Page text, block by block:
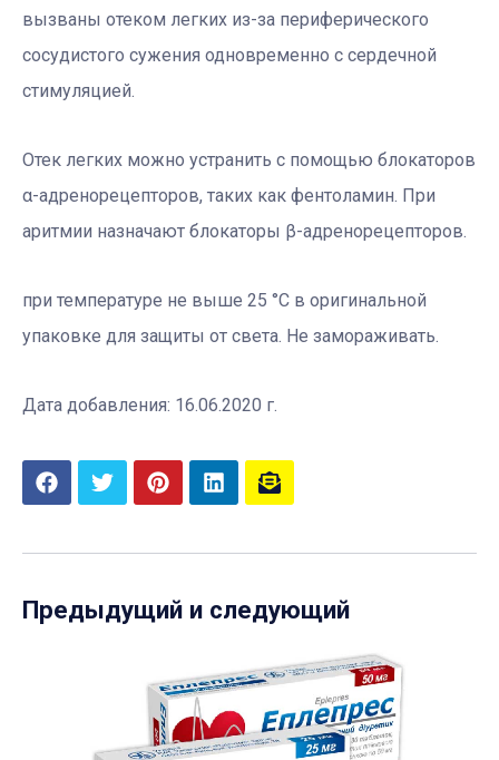
вызваны отеком легких из-за периферического
сосудистого сужения одновременно с сердечной
стимуляцией.
Отек легких можно устранить с помощью блокаторов
α-адренорецепторов, таких как фентоламин. При
аритмии назначают блокаторы β-адренорецепторов.
при температуре не выше 25 °С в оригинальной
упаковке для защиты от света. Не замораживать.
Дата добавления: 16.06.2020 г.
Предыдущий и следующий